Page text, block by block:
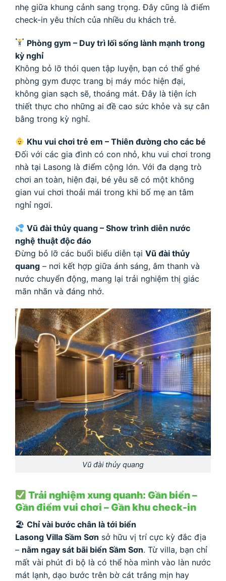
nhẹ giữa khung cảnh sang trọng. Đây cũng là điểm
check-in yêu thích của nhiều du khách trẻ.
Phòng gym – Duy trì lối sống lành mạnh trong
kỳ nghỉ
Không bỏ lỡ thói quen tập luyện, bạn có thể ghé
phòng gym được trang bị máy móc hiện đại,
không gian sạch sẽ, thoáng mát. Đây là tiện ích
thiết thực cho những ai đề cao sức khỏe và sự cân
bằng trong kỳ nghỉ.
Khu vui chơi trẻ em – Thiên đường cho các bé
Đối với các gia đình có con nhỏ, khu vui chơi trong
nhà tại Lasong là điểm cộng lớn. Với đa dạng trò
chơi an toàn, hiện đại, bé yêu sẽ có một không
gian vui chơi thoải mái trong khi bố mẹ an tâm
nghỉ ngơi.
Vũ đài thủy quang – Show trình diễn nước
nghệ thuật độc đáo
Đừng bỏ lỡ các buổi biểu diễn tại Vũ đài thủy
quang – nơi kết hợp giữa ánh sáng, âm thanh và
nước chuyển động, mang lại trải nghiệm thị giác
mãn nhãn và đáng nhớ.
Vũ đài thủy quang
Trải nghiệm xung quanh: Gần biển –
Gần điểm vui chơi – Gần khu check-in
🏖 Chỉ vài bước chân là tới biển
Lasong Villa Sầm Sơn sở hữu vị trí cực kỳ đắc địa
– nằm ngay sát bãi biển Sầm Sơn. Từ villa, bạn chỉ
mất vài phút đi bộ là có thể hòa mình vào làn nước
mát lạnh, dạo bước trên bờ cát trắng mịn hay